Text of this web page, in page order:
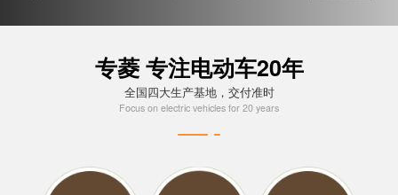
专菱 专注电动车20年
全国四大生产基地，交付准时
Focus on electric vehicles for 20 years